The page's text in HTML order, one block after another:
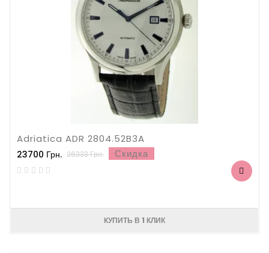
Adriatica ADR 2804.52B3A
23700 Грн. 26333 Грн. Скидка
КУПИТЬ В 1 КЛИК